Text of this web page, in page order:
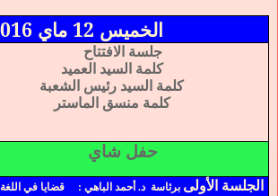
الخميس 12 ماي 2016
جلسة الافتتاح
كلمة السيد العميد
كلمة السيد رئيس الشعبة
كلمة منسق الماستر
حفل شاي
الجلسة الأولى برئاسة د. أحمد الباهي: قضايا في اللغة